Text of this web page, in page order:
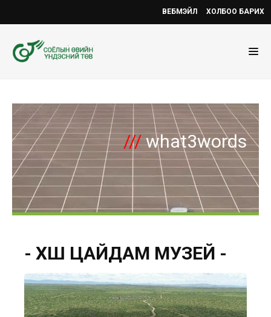
ВЕБМЭЙЛ ХОЛБОО БАРИХ
///what3words
- ХӨШӨӨ ЦАЙДАМ МУЗЕЙ -